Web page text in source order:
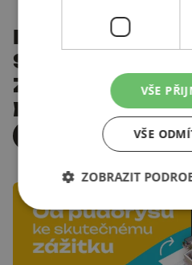
POMÁHÁME
SKVĚLÝM
ZNAČKÁM
BÝT JEŠTĚ
VŠECHNY PŘÍPADOVKY
VŠE
VŠE
ZOBRAZIT